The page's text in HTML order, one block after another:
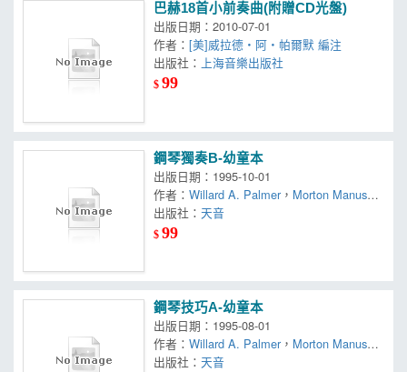
巴赫18首小前奏曲(附贈CD光盤)
出版日期：2010-07-01
作者：[美]威拉德‧阿‧帕爾默 編注
出版社： 上海音樂出版社
$99
鋼琴獨奏B-幼童本
出版日期：1995-10-01
作者：Willard A. Palmer ， Morton Manus，
Amanda Vick Lethco
出版社：
$99
鋼琴技巧A-幼童本
出版日期：1995-08-01
作者：Willard A. Palmer ， Morton Manus，
Amanda Vick Lethco
出版社：